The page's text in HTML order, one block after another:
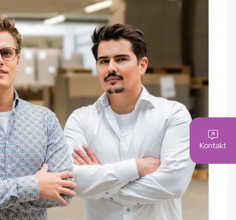
Kontakt